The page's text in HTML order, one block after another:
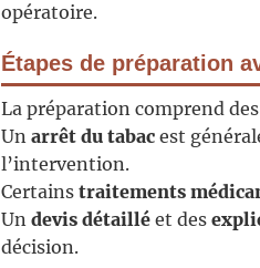
opératoire.
Étapes de préparation
La préparation comprend
Unarrêt du tabac est
l’intervention.
Certainstraitements
Undevis détaillé et des
décision.